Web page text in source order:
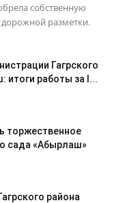
собственную
разметки.
Гагрского
итоги работы за I...
торжественное
сада «Абырлаш»
района